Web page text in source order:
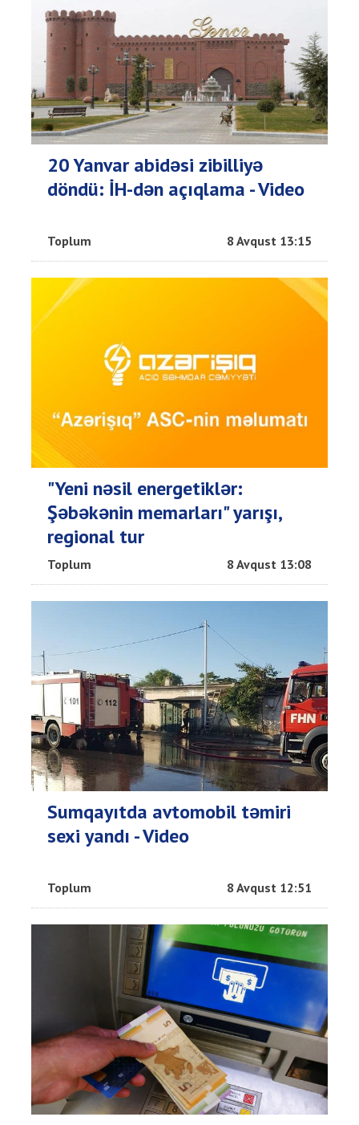
20 Yanvar abidəsi zibilliyə
döndü: İH-dən açıqlama - Video
Toplum 8 Avqust 13:15
"Yeni nəsil energetiklər:
Şəbəkənin memarları" yarışı,
regional tur
Toplum 8 Avqust 13:08
Sumqayıtda avtomobil təmiri
sexi yandı - Video
Toplum 8 Avqust 12:51